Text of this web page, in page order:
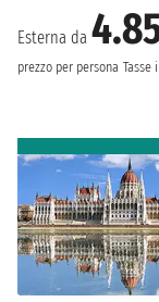
Esterna da
prezzo per persona Tasse